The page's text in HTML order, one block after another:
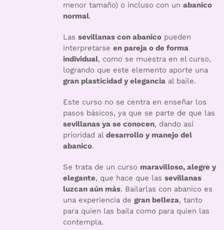
menor tamaño) o incluso con un abanico
normal.
Las sevillanas con abanicopueden
interpretarse en pareja o de forma
individual, como se muestra en el curso,
logrando que este elemento aporte una
gran plasticidad y eleganciaal baile.
Este curso no se centra en enseñar los
pasos básicos, ya que se parte de que las
sevillanas ya se conocen, dando así
prioridad al desarrollo y manejo del
abanico.
Se trata de un curso maravilloso, alegre y
elegante, que hace que las sevillanas
luzcan aún más. Bailarlas con abanico es
una experiencia de gran belleza, tanto
para quien las baila como para quien las
contempla.